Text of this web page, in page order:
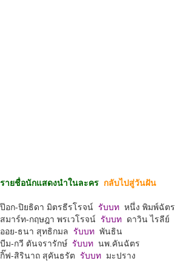
รายชื่อนักแสดงนำในละคร กลับไปสู่วันฝัน
ป๊อก-ปิยธิดา มิตรธีรโรจน์ รับบท หนึ่ง พิมพ์ฉัตร
สมาร์ท-กฤษฎา พรเวโรจน์ รับบท ดาวิน ไรลีย์
ออย-ธนา สุทธิกมล รับบท พันธิน
บีม-กวี ตันจรารักษ์ รับบท นพ.คันฉัตร
กิ๊ฟ-สิรินาถ สุคันธรัต รับบท มะปราง